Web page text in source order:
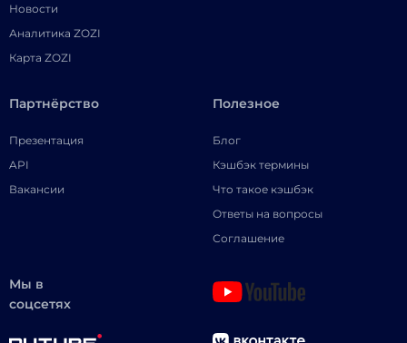
Новости
Аналитика ZOZI
Карта ZOZI
Партнёрство
Презентация
API
Вакансии
Полезное
Блог
Кэшбэк термины
Что такое кэшбэк
Ответы на вопросы
Соглашение
Мы в
соцсетях